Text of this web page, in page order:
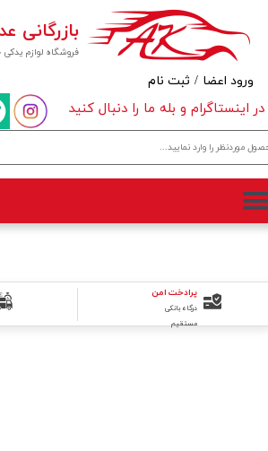
فروشگاه لوازم
بازرگانی
در اینستاگرام و بله ما را دنبال کنید
ورود اعضا / ثبت نام
حساب کاربری من
تغییر گذر واژه
سفارشات
خروج از حساب کاربری
پرادخت امن
درگاه بانکی
مستقیم